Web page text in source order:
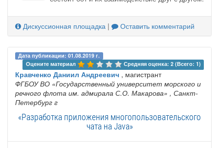
Дискуссионная площадка | Оставить комментарий
Дата публикации: 01.08.2019 г.
Оцените материал
Средняя оценка: 2 (Всего: 1)
Кравченко Даниил Андреевич , магистрант
ФГБОУ ВО «Государственный университет морского и
речного флота им. адмирала С.О. Макарова» , Санкт-
Петербург г
«Разработка приложения многопользовательского
чата на Java»